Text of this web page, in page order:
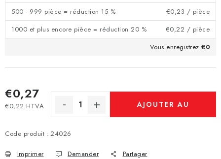
500 - 999 pièce = réduction 15 %
€0,23 / pièce
1000 et plus encore pièce = réduction 20 %
€0,22 / pièce
Vous enregistrez €0
€0,27
€0,22 HTVA
Prix de la mesure:
AJOUTER AU
Code produit : 24026
Imprimer Demander Partager